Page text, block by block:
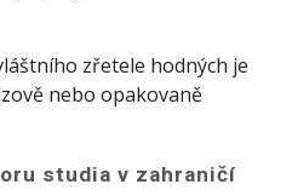
zřetele hodných je
nebo opakovaně
studia v zahraničí